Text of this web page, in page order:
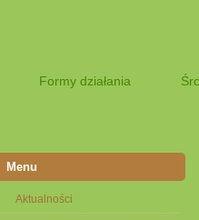
Formy działania
Menu
Aktualności